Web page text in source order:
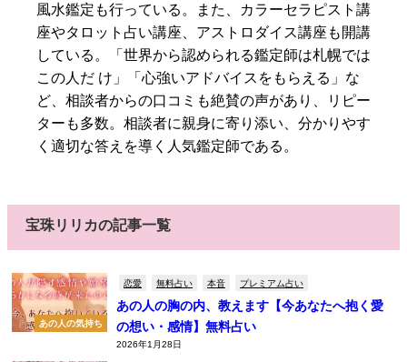
風水鑑定も行っている。また、カラーセラピスト講
座やタロット占い講座、アストロダイス講座も開講
している。「世界から認められる鑑定師は札幌では
この人だ け」「心強いアドバイスをもらえる」な
ど、相談者からの口コミも絶賛の声があり、リピー
ターも多数。相談者に親身に寄り添い、分かりやす
く適切な答えを導く人気鑑定師である。
宝珠リリカの記事一覧
あの人の気持ち
恋愛 無料占い 本音 プレミアム占い
あの人の胸の内、教えます【今あなたへ抱く愛
の想い・感情】無料占い
2026年1月28日